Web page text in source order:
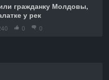
гражданку Молдовы,
у рек
0 0